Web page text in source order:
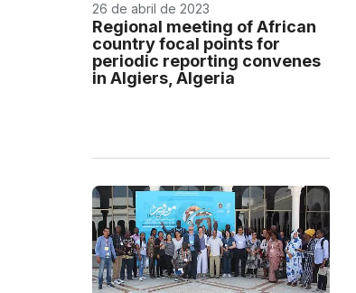
26 de abril de 2023
Regional meeting of African
country focal points for
periodic reporting convenes
in Algiers, Algeria